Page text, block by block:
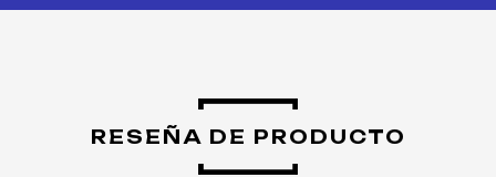
RESEÑA DE PRODUCTO